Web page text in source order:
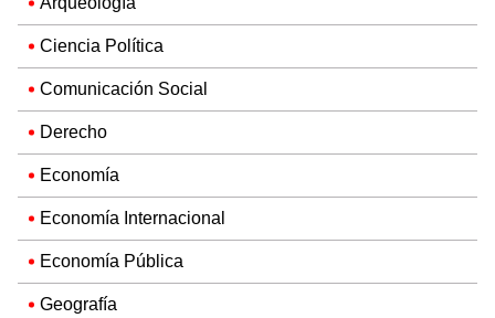
Ciencia Política
Comunicación Social
Derecho
Economía
Economía Internacional
Economía Pública
Geografía